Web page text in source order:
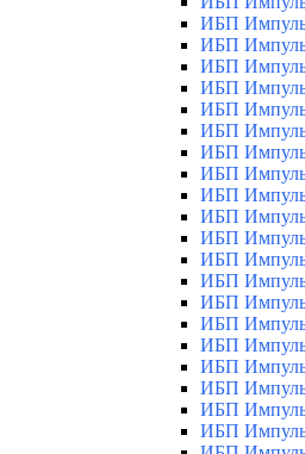
ИБП
ИБП
ИБП
ИБП
ИБП
ИБП
ИБП
ИБП
ИБП
ИБП
ИБП
ИБП
ИБП
ИБП
ИБП
ИБП
ИБП
ИБП
ИБП
ИБП